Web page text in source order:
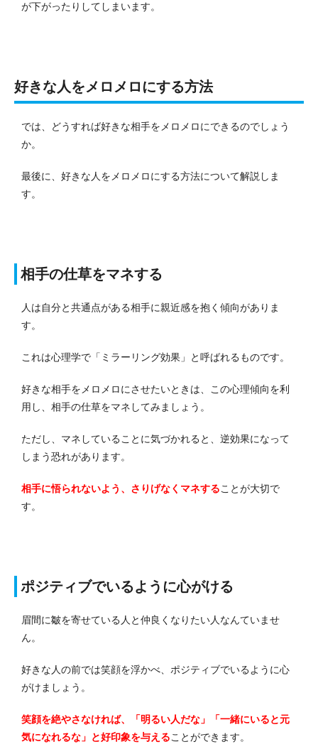
が下がったりしてしまいます。
好きな人をメロメロにする方法
では、どうすれば好きな相手をメロメロにできるのでしょう
か。
最後に、好きな人をメロメロにする方法について解説しま
す。
相手の仕草をマネする
人は自分と共通点がある相手に親近感を抱く傾向がありま
す。
これは心理学で「ミラーリング効果」と呼ばれるものです。
好きな相手をメロメロにさせたいときは、この心理傾向を利
用し、相手の仕草をマネしてみましょう。
ただし、マネしていることに気づかれると、逆効果になって
しまう恐れがあります。
相手に悟られないよう、さりげなくマネすることが大切で
す。
ポジティブでいるように心がける
眉間に皺を寄せている人と仲良くなりたい人なんていませ
ん。
好きな人の前では笑顔を浮かべ、ポジティブでいるように心
がけましょう。
笑顔を絶やさなければ、「明るい人だな」「一緒にいると元
気になれるな」と好印象を与えることができます。